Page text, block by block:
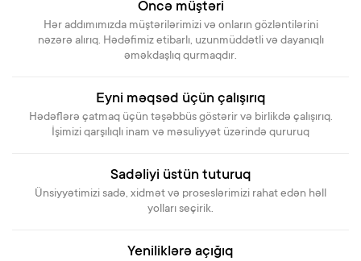
Öncə müştəri
Hər addımımızda müştərilərimizi və onların gözləntilərini
nəzərə alırıq. Hədəfimiz etibarlı, uzunmüddətli və dayanıqlı
əməkdaşlıq qurmaqdır.
Eyni məqsəd üçün çalışırıq
Hədəflərə çatmaq üçün təşəbbüs göstərir və birlikdə çalışırıq.
İşimizi qarşılıqlı inam və məsuliyyət üzərində qururuq
Sadəliyi üstün tuturuq
Ünsiyyətimizi sadə, xidmət və proseslərimizi rahat edən həll
yolları seçirik.
Yeniliklərə açığıq